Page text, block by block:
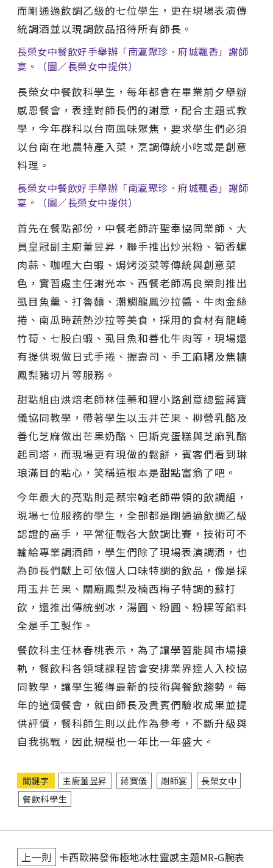
而剛通過飲調乙級的七位學生，更在現場表演傳
統調酒並以現調飲品招待所有師長。
長榮女中餐飲好手舉辦「南瀛聚珍．府城飄香」謝師
宴。（圖／長榮女中提供）
長榮女中餐飲科學生，每年都會在畢業前夕舉辦
感恩餐會，表達對師長們的謝意，配合主題式教
學，今年群科以台南風味聚焦，要求學生們必須
以台南在地農特產入菜，烹調傳統小吃或是創意
料理。
長榮女中餐飲好手舉辦「南瀛聚珍．府城飄香」謝師
宴。（圖／長榮女中提供）
首先在餐點部份，中餐老師許聖奉協同業師、大
員皇冠副主廚董昱昇，聯手推出炒米粉、筍香螺
肉蒜、咖哩大白蝦、焗烤淡菜等傳統與創意菜
色，實習處主任謝光本、西餐老師馮良榮則推出
虱目魚羹、打魯麵、潮鯛龍鳳沙拉醬、牛肉金絲
捲、南瓜時蔬熱沙拉等美食，採用的食材有龍崎
竹筍、七股白蝦、虱目魚和善化牛肉等，現場還
有提供現做日式手捲、握壽司、手工麻糬及焦糖
鳳梨豬切片等服務。
甜點組由烘焙老師林佳蓁和狸小路創意總監蔣寶
儀協同教學，帶著學生以玉井芒果、柳營乳酪及
善化芝麻做出芒果奶酪、巴斯克蛋糕與芝麻乳酪
起司塔，而現場更有現做的鬆餅，賓客們看到琳
琅滿目的點心，笑稱這根本是甜點富翁了吧。
今年最大的亮點則是蔡宗翰老師帶領的飲調組，
現場七位服務的學生，全部都是剛通過飲調乙級
認證的高手，平常征戰各大飲調比賽，技術可不
輸給專業調酒師，學生們除了現場表演調酒，也
為師長們獻上可依個人口味特調的飲品，像是採
用玉井芒果、關廟鳳梨及楠西梅子特調的蘇打
飲，還推出傳統剉冰，湯圓、粉圓、粉粿等餡料
全是手工製作。
餐飲科主任林春桃表示，為了讓學習能與市場接
軌，餐飲科各領域課程皆會安排業界達人入校協
同教學，讓學生獲得最新的技術與餐飲趨勢。每
年的這個餐會，就由師長及貴賓們驗收成果並提
供評價，餐科師生則以此作為參考，不斷升級與
自我挑戰，因此規模也一年比一年盛大。
關鍵字 主廚董昱昇 蔣寶儀 謝師宴
長榮女中
餐飲科學生
上一則 卡西歐將發佈極地冰柱靈感主題MR-G腕表